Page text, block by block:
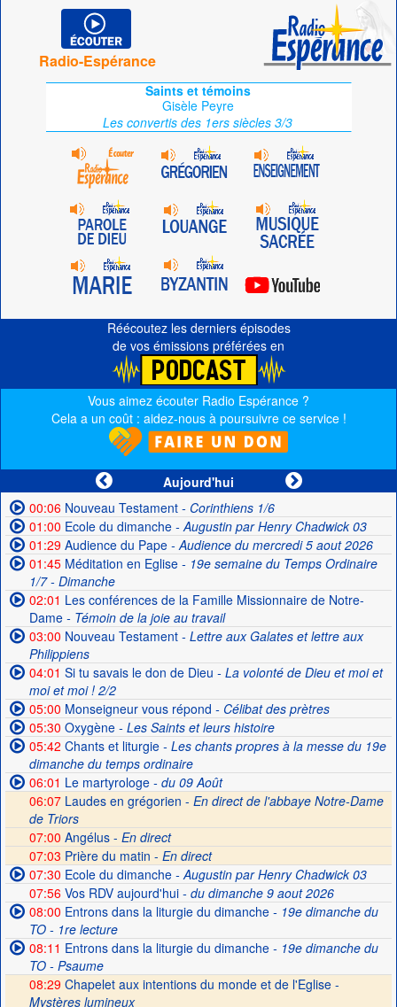
Radio-Espérance
Saints et témoins
Gisèle Peyre
Les convertis des 1ers siècles 3/3
Réécoutez les derniers épisodes
de vos émissions préférées en
Vous aimez écouter Radio Espérance ?
Cela a un coût : aidez-nous à poursuivre ce service !
Aujourd'hui
00:06Nouveau Testament- Corinthiens 1/6
01:00 Ecole du dimanche- Augustin par Henry Chadwick 03
01:29Audience du Pape- Audience du mercredi 5 aout 2026
01:45Méditation en Eglise- 19e semaine du Temps Ordinaire
1/7 - Dimanche
02:01 Les conférences de la Famille Missionnaire de Notre-
Dame- Témoin de la joie au travail
03:00 Nouveau Testament- Lettre aux Galates et lettre aux
Philippiens
04:01 Si tu savais le don de Dieu - La volonté de Dieu et moi et
moi et moi ! 2/2
05:00 Monseigneur vous répond - Célibat des prètres
05:30 Oxygène- Les Saints et leurs histoire
05:42 Chants et liturgie- Les chants propres à la messe du 19e
dimanche du temps ordinaire
06:01 Le martyrologe- du 09 Août
06:07Laudes en grégorien - En direct de l'abbaye Notre-Dame
de Triors
07:00 Angélus - En direct
07:03 Prière du matin - En direct
07:30 Ecole du dimanche- Augustin par Henry Chadwick 03
07:56Vos RDV aujourd'hui- du dimanche 9 aout 2026
08:00 Entrons dans la liturgie du dimanche- 19e dimanche du
TO - 1re lecture
08:11 Entrons dans la liturgie du dimanche- 19e dimanche du
TO - Psaume
08:29 Chapelet aux intentions du monde et de l'Eglise -
Mystères lumineux